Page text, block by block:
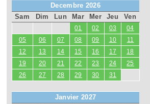
Decembre 2026
Sam
Dim Lun Mar Mer Jeu Ven
01 02 03
04
05
06 07 08 09 10
11
12
13 14 15 16 17
18
19
20 21 22 23 24
25
26
27 28 29 30 31
Janvier 2027